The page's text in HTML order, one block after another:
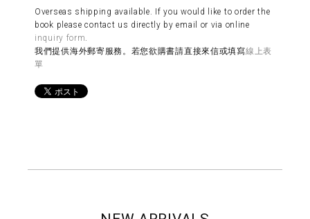
Overseas shipping available. If you would like to order the
book please contact us directly by email or via online
inquiry form.
我們提供海外郵寄服務。若您欲購書請直接來信或填寫線上表
單